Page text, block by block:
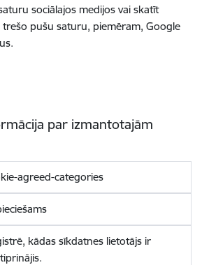
sociālajos medijos vai skatīt
trešo pušu saturu, piemēram, Google
par izmantotajām
agreed-categories
kādas sīkdatnes lietotājs ir